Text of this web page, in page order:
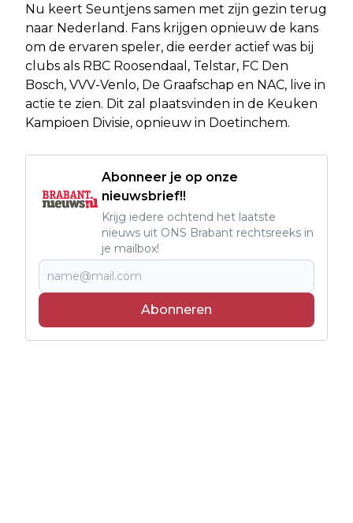
Nu keert Seuntjens samen met zijn gezin terug
naar Nederland. Fans krijgen opnieuw de kans
om de ervaren speler, die eerder actief was bij
clubs als RBC Roosendaal, Telstar, FC Den
Bosch, VVV-Venlo, De Graafschap en NAC, live in
actie te zien. Dit zal plaatsvinden in de Keuken
Kampioen Divisie, opnieuw in Doetinchem.
Abonneer je op onze
nieuwsbrief!!
Krijg iedere ochtend het laatste
nieuws uit ONS Brabant rechtsreeks in
je mailbox!
Abonneren